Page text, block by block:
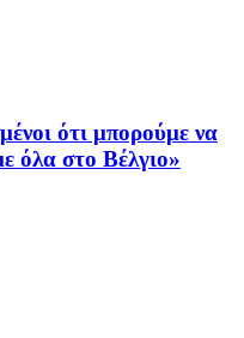
ότι μπορούμε να
όλα στο Βέλγιο»